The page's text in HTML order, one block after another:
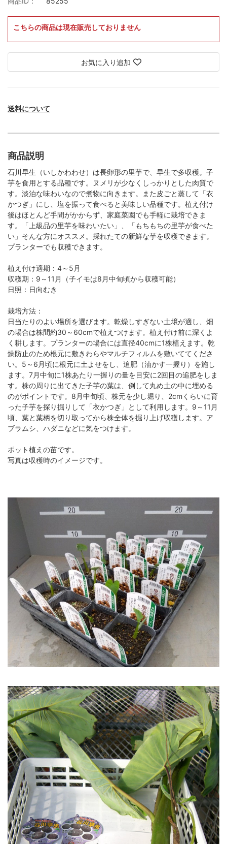
こちらの商品は現在販売しておりません
お気に入り追加
送料について
商品説明
石川早生（いしかわわせ）は長卵形の里芋で、早生で多収穫。子
芋を食用とする品種です。ヌメリが少なくしっかりとした肉質で
す。淡泊な味わいなので煮物に向きます。また皮ごと蒸して「衣
かつぎ」にし、塩を振って食べると美味しい品種です。植え付け
後はほとんど手間がかからず、家庭菜園でも手軽に栽培できま
す。「上級品の里芋を味わいたい」、「もちもちの里芋が食べた
い」そんな方にオススメ。採れたての新鮮な芋を収穫できます。
プランターでも収穫できます。
植え付け適期：4～5月
収穫期：9～11月（子イモは8月中旬頃から収穫可能）
日照：日向むき
栽培方法：
日当たりのよい場所を選びます。乾燥しすぎない土壌が適し、畑
の場合は株間約30～60cmで植えつけます。植え付け前に深くよ
く耕します。プランターの場合には直径40cmに1株植えます。乾
燥防止のため根元に敷きわらやマルチフィルムを敷いててくださ
い。5～6月頃に根元に土よせをし、追肥（油かす一握り）を施し
ます。7月中旬に1株あたり一握りの量を目安に2回目の追肥をしま
す。株の周りに出てきた子芋の葉は、倒して丸め土の中に埋める
のがポイントです。8月中旬頃、株元を少し堀り、2cmくらいに育
った子芋を探り掘りして「衣かつぎ」として利用します。9～11月
頃、葉と葉柄を切り取ってから株全体を掘り上げ収穫します。ア
ブラムシ、ハダニなどに気をつけます。
ポット植えの苗です。
写真は収穫時のイメージです。